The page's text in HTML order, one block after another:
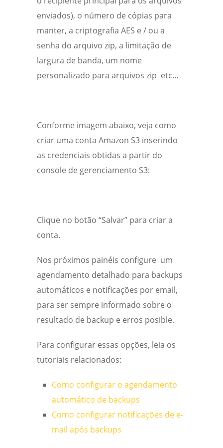
enviados), o número de cópias para
manter, a criptografia AES e / ou a
senha do arquivo zip, a limitação de
largura de banda, um nome
personalizado para arquivos zip etc…
Conforme imagem abaixo, veja como
criar uma conta Amazon S3 inserindo
as credenciais obtidas a partir do
console de gerenciamento S3:
Clique no botão “Salvar” para criar a
conta.
Nos próximos painéis configure um
agendamento detalhado para backups
automáticos e notificações por email,
para ser sempre informado sobre o
resultado de backup e erros posible.
Para configurar essas opções, leia os
tutoriais relacionados:
Como configurar o agendamento
automático de backups
Como configurar notificações de e-
mail após backups